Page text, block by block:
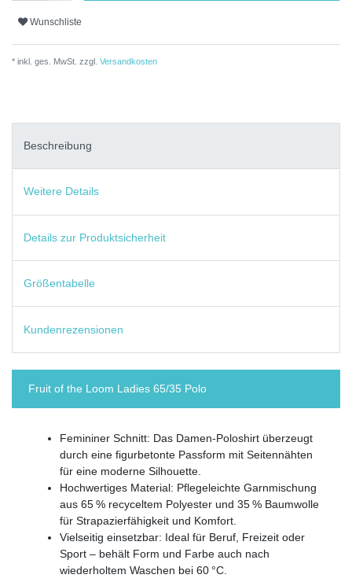
Wunschliste
* inkl. ges. MwSt. zzgl. Versandkosten
Beschreibung
Weitere Details
Details zur Produktsicherheit
Größentabelle
Kundenrezensionen
Fruit of the Loom Ladies 65/35 Polo
Femininer Schnitt: Das Damen-Poloshirt überzeugt
durch eine figurbetonte Passform mit Seitennähten
für eine moderne Silhouette.
Hochwertiges Material: Pflegeleichte Garnmischung
aus 65 % recyceltem Polyester und 35 % Baumwolle
für Strapazierfähigkeit und Komfort.
Vielseitig einsetzbar: Ideal für Beruf, Freizeit oder
Sport – behält Form und Farbe auch nach
wiederholtem Waschen bei 60 °C.